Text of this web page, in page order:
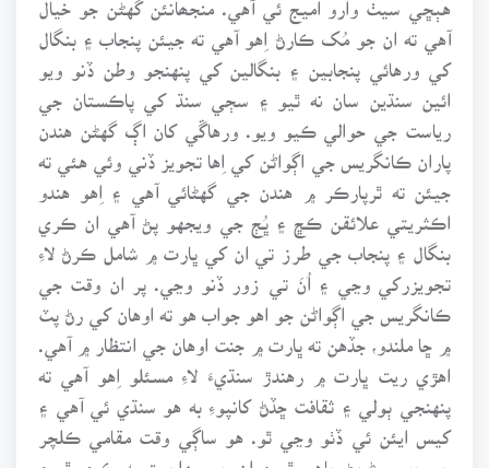
آهي ته ان جو مُک ڪارڻ اِهو آهي ته جيئن پنجاب ۽ بنگال
کي ورهائي پنجابين ۽ بنگالين کي پنهنجو وطن ڏنو ويو
ائين سنڌين سان نه ٿيو ۽ سڄي سنڌ کي پاڪستان جي
رياست جي حوالي ڪيو ويو. ورهاڱي کان اڳ گهڻن هندن
پاران ڪانگريس جي اڳواڻن کي اِها تجويز ڏني وئي هئي ته
جيئن ته ٿرپارڪر ۾ هندن جي گهڻائي آهي ۽ اِهو هندو
اڪثريتي علائقن ڪڇ ۽ ڀُڄ جي ويجهو پڻ آهي ان ڪري
بنگال ۽ پنجاب جي طرز تي ان کي ڀارت ۾ شامل ڪرڻ لاءِ
تجويزرکي وڃي ۽ اُنَ تي زور ڏنو وڃي. پر ان وقت جي
ڪانگريس جي اڳواڻن جو اهو جواب هو ته اوهان کي رڻ پٽ
۾ ڇا ملندو، جڏهن ته ڀارت ۾ جنت اوهان جي انتظار ۾ آهي.
اهڙي ريت ڀارت ۾ رهندڙ سنڌيءَ لاءِ مسئلو اِهو آهي ته
پنهنجي ٻولي ۽ ثقافت ڇڏڻ کانپوءِ به هو سنڌي ئي آهي ۽
کيس ايئن ئي ڏٺو وڃي ٿو. هو ساڳي وقت مقامي ڪلچر
جو حصو بڻجڻ چاهي ٿو ۽ ان جي مزاحمت به ڪري ٿو ۽